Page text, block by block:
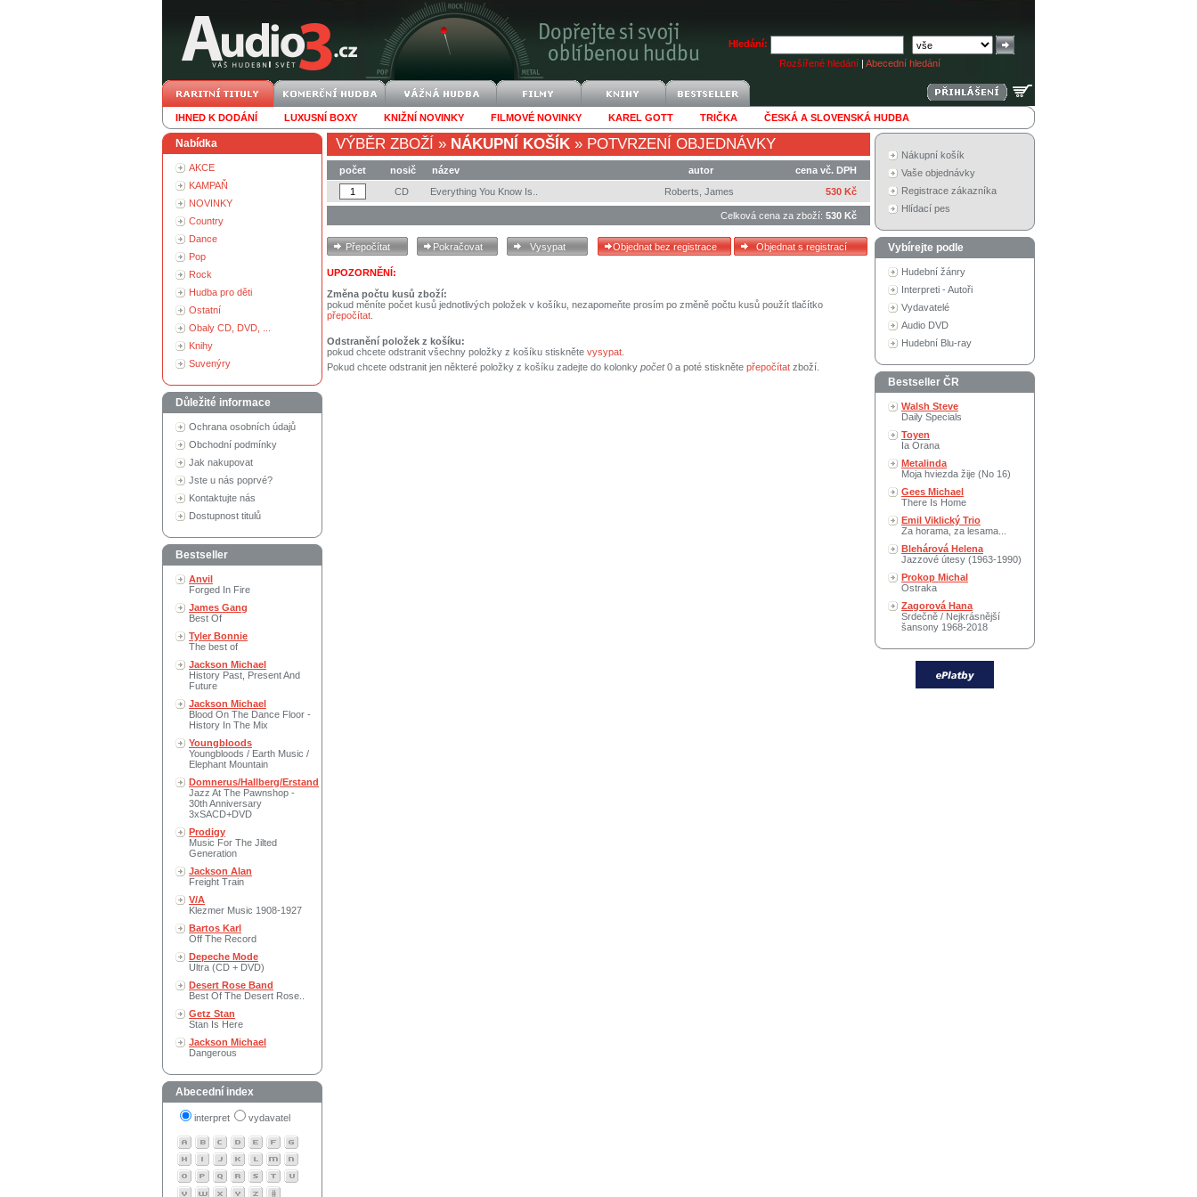
Hledání:
Rozšířené hledání | Abecední hledání
IHNED K DODÁNÍ LUXUSNÍ BOXY KNIŽNÍ NOVINKY FILMOVÉ NOVINKY KAREL GOTT TRIČKA ČESKÁ A SLOVENSKÁ HUDBA
Nabídka
AKCE
KAMPAŇ
NOVINKY
Country
Dance
Pop
Rock
Hudba pro děti
Ostatní
Obaly CD, DVD, ...
Knihy
Suvenýry
Důležité informace
Ochrana osobních údajů
Obchodní podmínky
Jak nakupovat
Jste u nás poprvé?
Kontaktujte nás
Dostupnost titulů
Bestseller
Anvil
Forged In Fire
James Gang
Best Of
Tyler Bonnie
The best of
Jackson Michael
History Past, Present And
Future
Jackson Michael
Blood On The Dance Floor -
History In The Mix
Youngbloods
Youngbloods / Earth Music /
Elephant Mountain
Domnerus/Hallberg/Erstand
Jazz At The Pawnshop -
30th Anniversary
3xSACD+DVD
Prodigy
Music For The Jilted
Generation
Jackson Alan
Freight Train
V/A
Klezmer Music 1908-1927
Bartos Karl
Off The Record
Depeche Mode
Ultra (CD + DVD)
Desert Rose Band
Best Of The Desert Rose..
Getz Stan
Stan Is Here
Jackson Michael
Dangerous
Abecední index
interpret vydavatel
VÝBĚR ZBOŽÍ » NÁKUPNÍ KOŠÍK » POTVRZENÍ OBJEDNÁVKY
počet nosič název autor
cena vč. DPH
CD
Everything You Know Is.. Roberts, James 530 Kč
Celková cena za zboží: 530 Kč
UPOZORNĚNÍ:
Změna počtu kusů zboží:
pokud měníte počet kusů jednotlivých položek v košíku, nezapomeňte prosím po změně počtu kusů použít tlačítko
přepočítat
Odstranění položek z košíku:
pokud chcete odstranit všechny položky z košíku stiskněte vysypat
Pokud chcete odstranit jen některé položky z košíku zadejte do kolonky počet0 a poté stiskněte přepočítat zboží.
Nákupní košík
Vaše objednávky
Registrace zákazníka
Hlídací pes
Vybírejte podle
Hudební žánry
Interpreti - Autoři
Vydavatelé
Audio DVD
Hudební Blu-ray
Bestseller ČR
Walsh Steve
Daily Specials
Toyen
Ia Orana
Metalinda
Moja hviezda žije (No 16)
Gees Michael
There Is Home
Emil Viklický Trio
Za horama, za lesama...
Blehárová Helena
Jazzové útesy (1963-1990)
Prokop Michal
Ostraka
Zagorová Hana
Srdečně / Nejkrásnější
šansony 1968-2018